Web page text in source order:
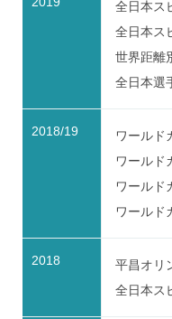
全日本
全日本ス
世界距離
全日本選
2018/19
ワールド
ワールド
ワールド
ワールド
2018
平昌オ
全日本ス